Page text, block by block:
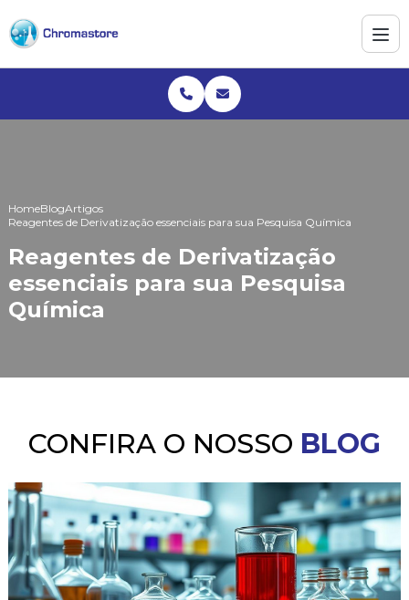
HomeBlogArtigos
Reagentes de Derivatização essenciais para sua Pesquisa Química
Reagentes de Derivatização
essenciais para sua Pesquisa
Química
CONFIRA O NOSSO BLOG